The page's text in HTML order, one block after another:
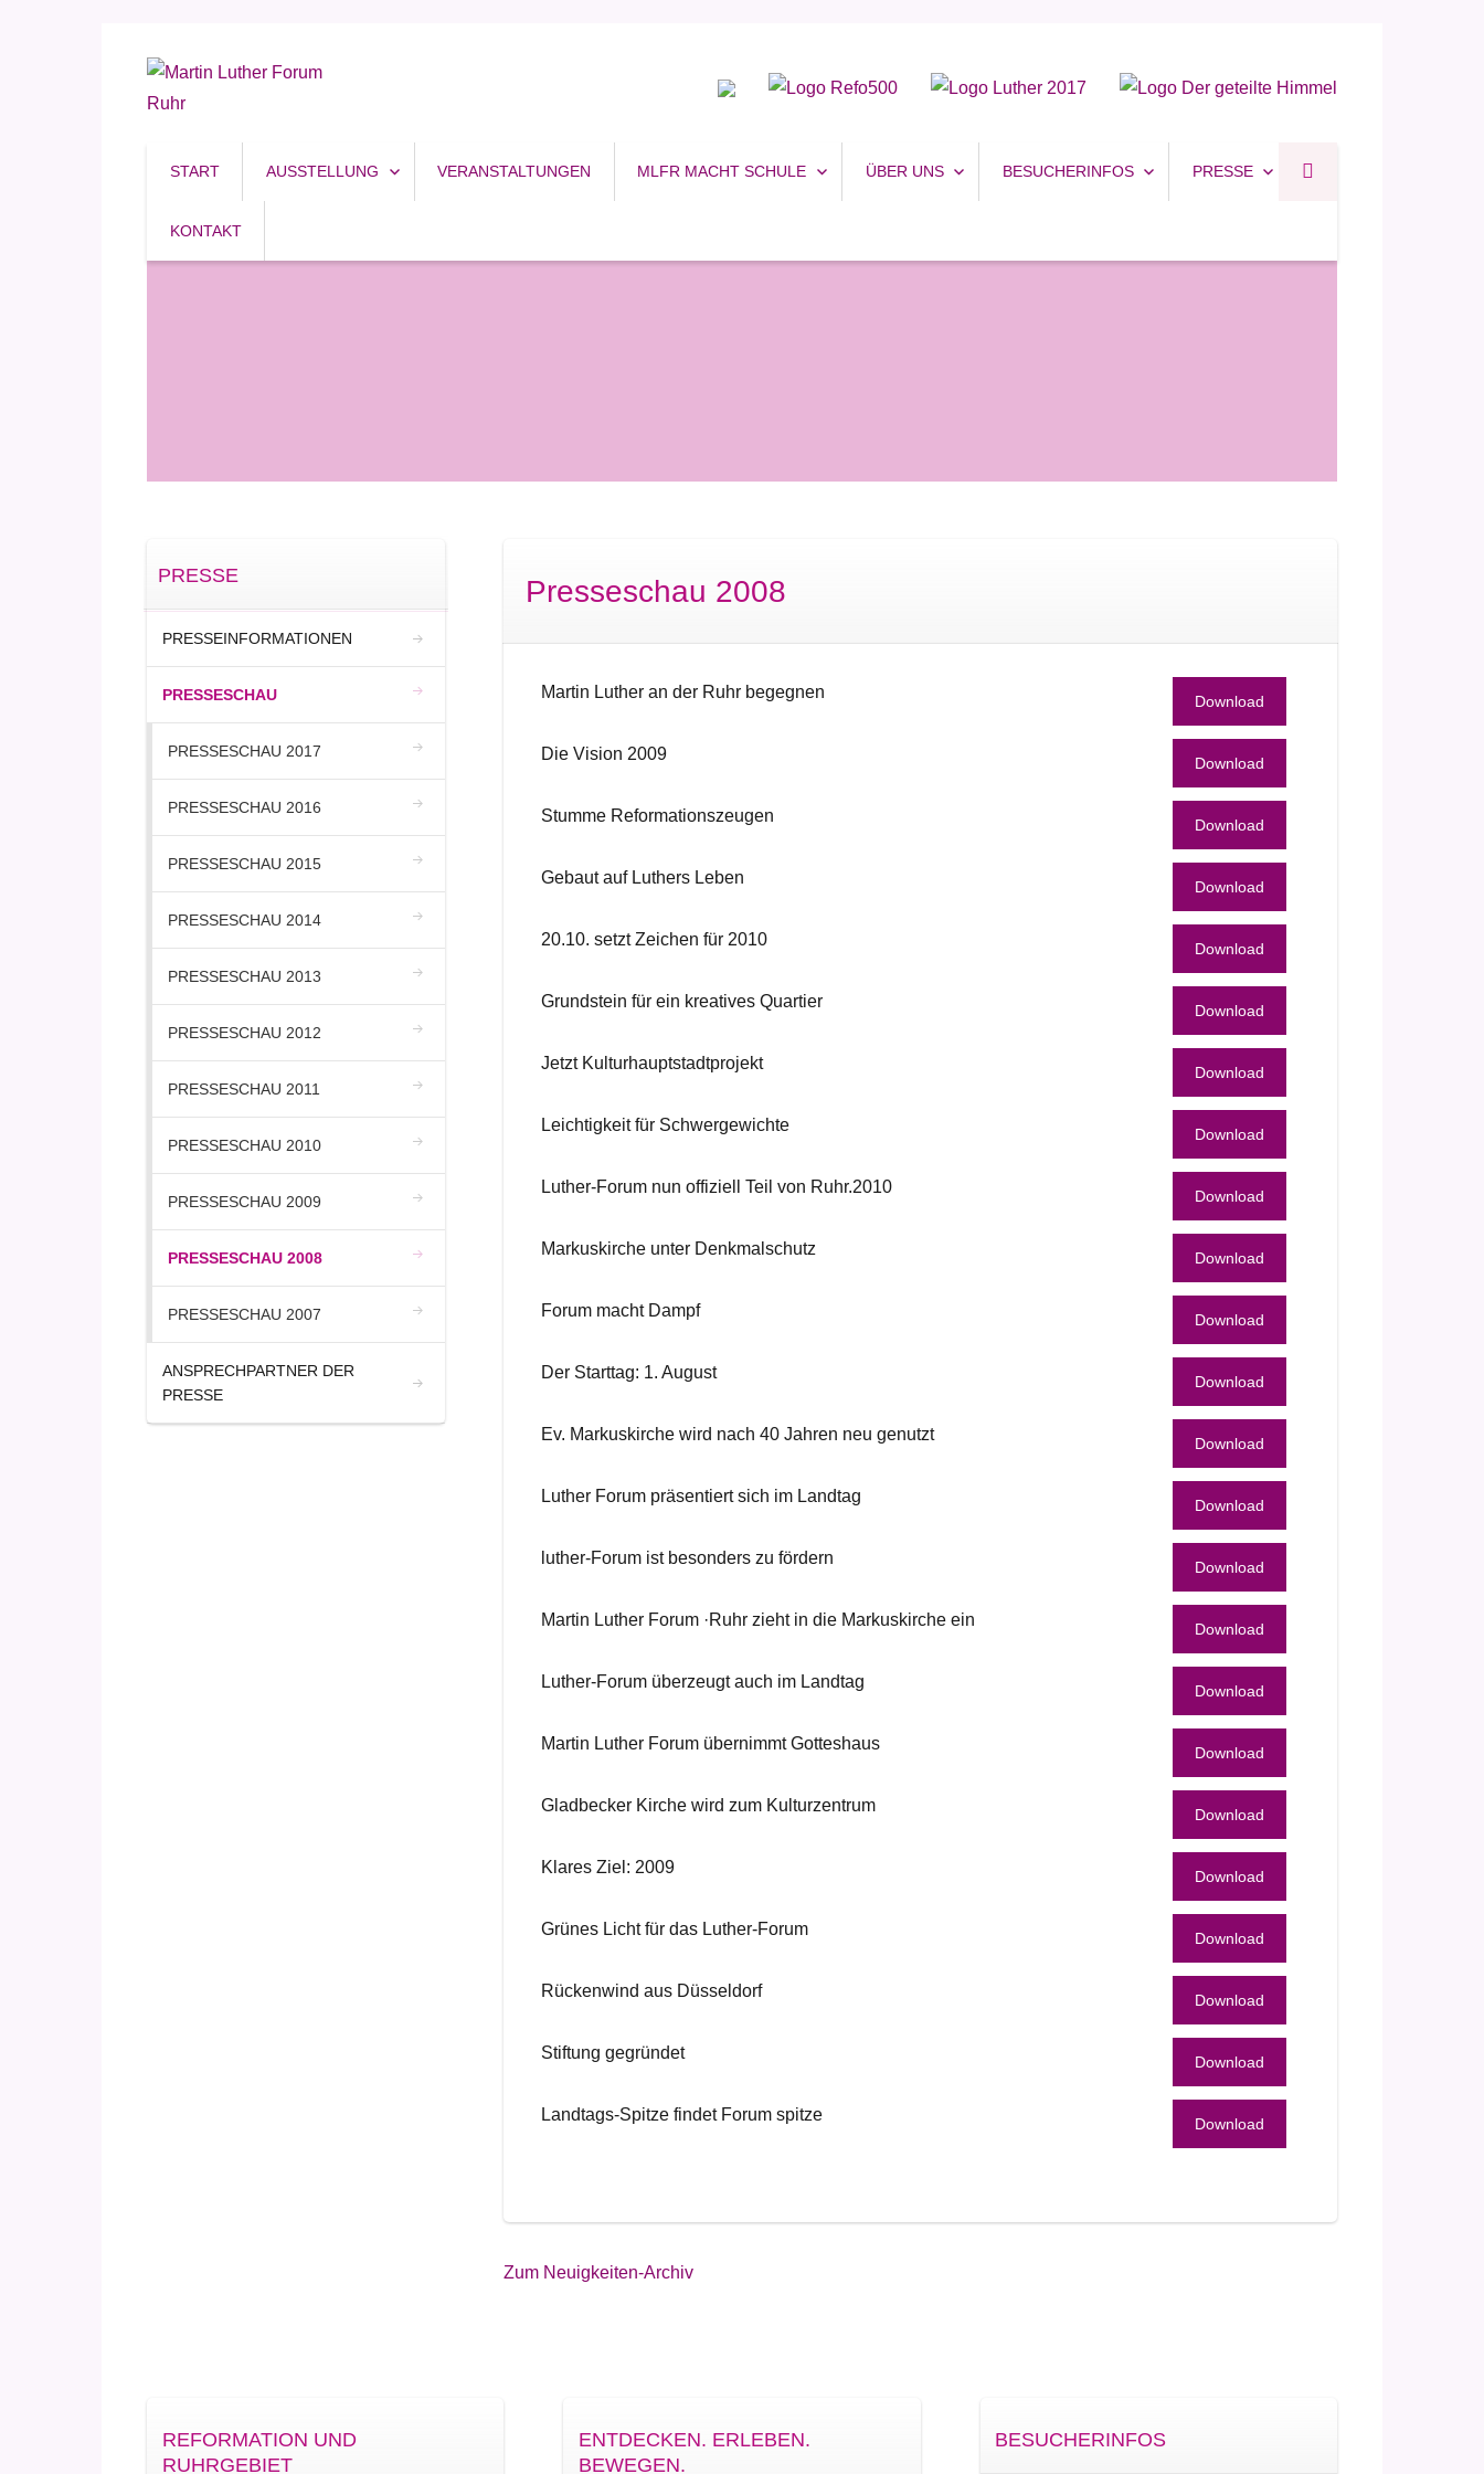
Martin Luther Forum Ruhr
START AUSSTELLUNG VERANSTALTUNGEN MLFR MACHT SCHULE ÜBER UNS BESUCHERINFOS PRESSE
KONTAKT
Presseschau 2008
Martin Luther an der Ruhr begegnen Download
Die Vision 2009 Download
Stumme Reformationszeugen Download
Gebaut auf Luthers Leben Download
20.10. setzt Zeichen für 2010 Download
Grundstein für ein kreatives Quartier Download
Jetzt Kulturhauptstadtprojekt Download
Leichtigkeit für Schwergewichte Download
Luther-Forum nun offiziell Teil von Ruhr.2010 Download
Markuskirche unter Denkmalschutz Download
Forum macht Dampf Download
Der Starttag: 1. August Download
Ev. Markuskirche wird nach 40 Jahren neu genutzt Download
Luther Forum präsentiert sich im Landtag Download
luther-Forum ist besonders zu fördern Download
Martin Luther Forum ·Ruhr zieht in die Markuskirche ein Download
Luther-Forum überzeugt auch im Landtag Download
Martin Luther Forum übernimmt Gotteshaus Download
Gladbecker Kirche wird zum Kulturzentrum Download
Klares Ziel: 2009 Download
Grünes Licht für das Luther-Forum Download
Rückenwind aus Düsseldorf Download
Stiftung gegründet Download
Landtags-Spitze findet Forum spitze Download
Zum Neuigkeiten-Archiv
PRESSE
PRESSEINFORMATIONEN
PRESSESCHAU
PRESSESCHAU 2017
PRESSESCHAU 2016
PRESSESCHAU 2015
PRESSESCHAU 2014
PRESSESCHAU 2013
PRESSESCHAU 2012
PRESSESCHAU 2011
PRESSESCHAU 2010
PRESSESCHAU 2009
PRESSESCHAU 2008
PRESSESCHAU 2007
ANSPRECHPARTNER DER
PRESSE
REFORMATION UND
RUHRGEBIET
ENTDECKEN. ERLEBEN.
BEWEGEN.
BESUCHERINFOS